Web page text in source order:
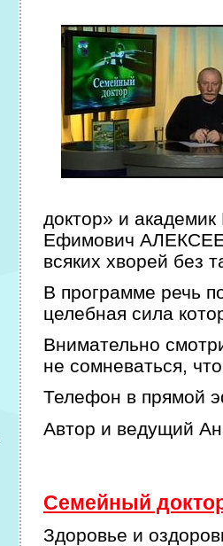
доктор» и
Ефимович
всяких хворей без
В программе речь
целебная сила
Внимательно
не сомневаться,
Телефон в прямой
Автор и ведущий
Семейный
Здоровье и